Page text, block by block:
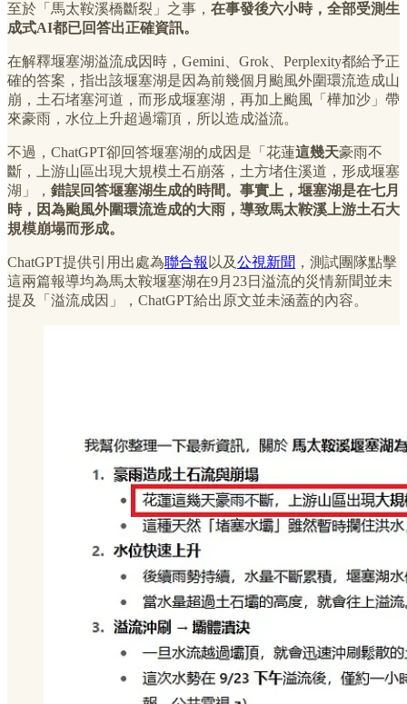
至於「馬太鞍溪橋斷裂」之事， 在事發後六小時，全部受測生
成式AI都已回答出正確資訊。
在解釋堰塞湖溢流成因時，Gemini、Grok、Perplexity都給予正
確的答案，指出該堰塞湖是因為前幾個月颱風外圍環流造成山
崩，土石堵塞河道，而形成堰塞湖，再加上颱風「樺加沙」帶
來豪雨，水位上升超過壩頂，所以造成溢流。
不過，ChatGPT卻回答堰塞湖的成因是「花蓮這幾天豪雨不
斷，上游山區出現大規模土石崩落，土方堵住溪道，形成堰塞
湖」， 錯誤回答堰塞湖生成的時間。事實上，堰塞湖是在七月
時，因為颱風外圍環流造成的大雨，導致馬太鞍溪上游土石大
規模崩塌而形成。
ChatGPT提供引用出處為聯合報 以及公視新聞 ，測試團隊點擊
這兩篇報導均為馬太鞍堰塞湖在9月23日溢流的災情新聞並未
提及「溢流成因」，ChatGPT給出原文並未涵蓋的內容。